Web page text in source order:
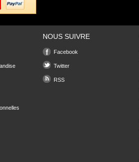
NOUS SUIVRE
Facebook
Twitter
RSS